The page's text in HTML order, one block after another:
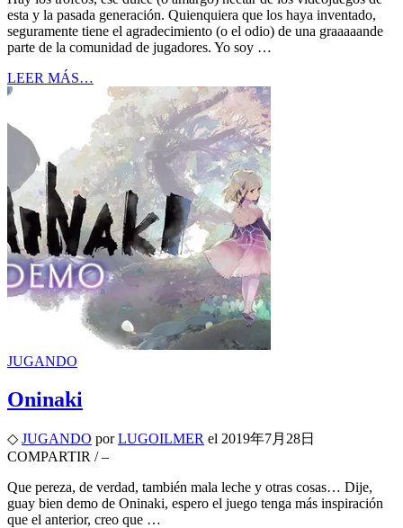
esta y la pasada generación. Quienquiera que los haya inventado,
seguramente tiene el agradecimiento (o el odio) de una graaaaande
parte de la comunidad de jugadores. Yo soy …
LEER MÁS…
JUGANDO
Oninaki
◇ JUGANDO por LUGOILMER el 2019年7月28日
COMPARTIR / –
Que pereza, de verdad, también mala leche y otras cosas… Dije,
guay bien demo de Oninaki, espero el juego tenga más inspiración
que el anterior, creo que …